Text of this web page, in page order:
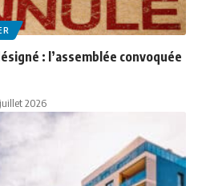
: l’assemblée convoquée
2026